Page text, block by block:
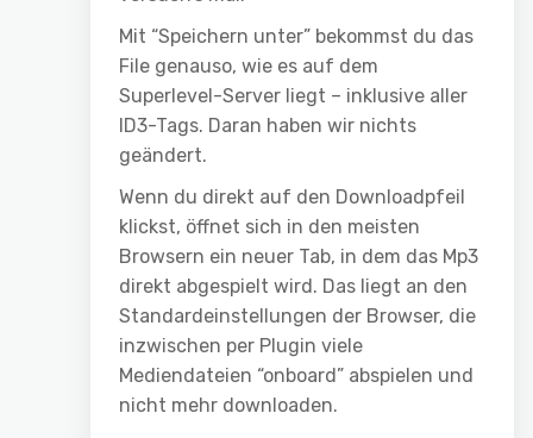
Mit “Speichern unter” bekommst du das
File genauso, wie es auf dem
Superlevel-Server liegt – inklusive aller
ID3-Tags. Daran haben wir nichts
geändert.
Wenn du direkt auf den Downloadpfeil
klickst, öffnet sich in den meisten
Browsern ein neuer Tab, in dem das Mp3
direkt abgespielt wird. Das liegt an den
Standardeinstellungen der Browser, die
inzwischen per Plugin viele
Mediendateien “onboard” abspielen und
nicht mehr downloaden.